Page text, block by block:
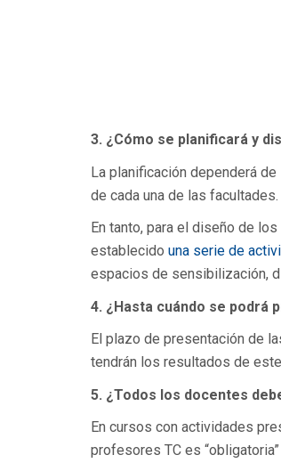
3. ¿Cómo se planificará y
La planificación dependerá
de cada una de las facultades.
En tanto, para el diseño de
establecido una serie de
espacios de sensibilización,
4. ¿Hasta cuándo se podrá
El plazo de presentación de
tendrán los resultados de
5. ¿Todos los docentes
En cursos con actividades
profesores TC es